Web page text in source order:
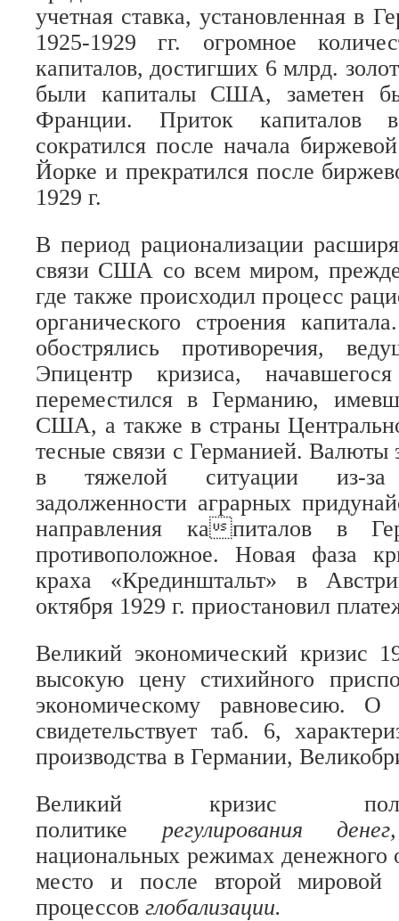
учетная ставка, установленная в
1925-1929 гг. огромное
капиталов, достигших 6 млрд.
были капиталы США, заметен
Франции. Приток капиталов
сократился после начала
Йорке и прекратился после
1929 г.
В период рационализации
связи США со всем миром,
где также происходил процесс
органического строения
обострялись противоречия,
Эпицентр кризиса,
переместился в Германию,
США, а также в страны
тесные связи с Германией. Валюты
в тяжелой ситуации из-за
задолженности аграрных
направления капиталов в
противоположное. Новая фаза
краха «Крединштальт» в
октября 1929 г. приостановил
Великий экономический кризис
высокую цену стихийного
экономическому равновесию. О
свидетельствует таб. 6,
производства в Германии,
Великий кризис
политике регулирования
национальных режимах
место и после второй мировой
процессов глобализации.